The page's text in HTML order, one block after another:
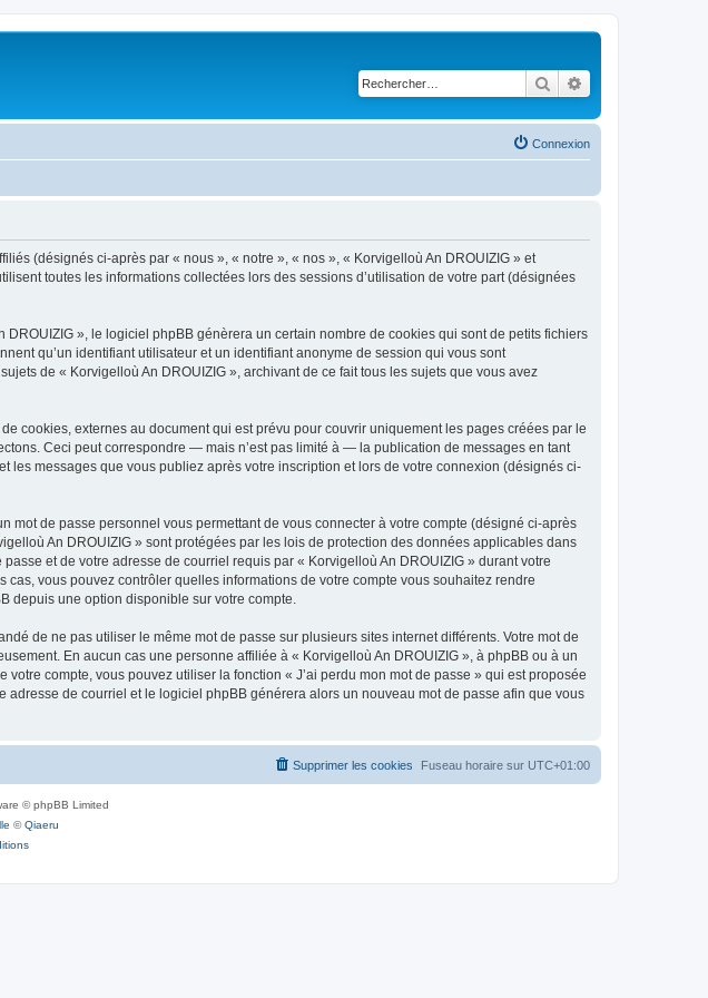
Rechercher
Connexion
(désignés ci-après par « nous », « notre », « nos », « Korvigelloù An DROUIZIG » et
toutes les informations collectées lors des sessions d’utilisation de votre part (désignées
», le logiciel phpBB génèrera un certain nombre de cookies qui sont de petits fichiers
qu’un identifiant utilisateur et un identifiant anonyme de session qui vous sont
de « Korvigelloù An DROUIZIG », archivant de ce fait tous les sujets que vous avez
cookies, externes au document qui est prévu pour couvrir uniquement les pages créées par le
Ceci peut correspondre — mais n’est pas limité à — la publication de messages en tant
les messages que vous publiez après votre inscription et lors de votre connexion (désignés ci-
mot de passe personnel vous permettant de vous connecter à votre compte (désigné ci-après
An DROUIZIG » sont protégées par les lois de protection des données applicables dans
et de votre adresse de courriel requis par « Korvigelloù An DROUIZIG » durant votre
vous pouvez contrôler quelles informations de votre compte vous souhaitez rendre
depuis une option disponible sur votre compte.
de ne pas utiliser le même mot de passe sur plusieurs sites internet différents. Votre mot de
En aucun cas une personne affiliée à « Korvigelloù An DROUIZIG », à phpBB ou à un
compte, vous pouvez utiliser la fonction « J’ai perdu mon mot de passe » qui est proposée
de courriel et le logiciel phpBB générera alors un nouveau mot de passe afin que vous
Fuseau horaire sur UTC+01:00
Supprimer les cookies
© phpBB Limited
©Qiaeru